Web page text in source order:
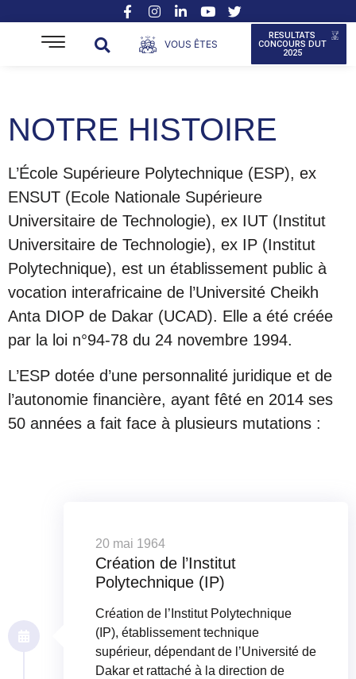
VOUS ÊTES
RESULTATS
CONCOURS DUT
2025
NOTRE HISTOIRE
L’École Supérieure Polytechnique (ESP), ex
ENSUT (Ecole Nationale Supérieure
Universitaire de Technologie), ex IUT (Institut
Universitaire de Technologie), ex IP (Institut
Polytechnique), est un établissement public à
vocation interafricaine de l’Université Cheikh
Anta DIOP de Dakar (UCAD). Elle a été créée
par la loi n°94-78 du 24 novembre 1994.
L’ESP dotée d’une personnalité juridique et de
l’autonomie financière, ayant fêté en 2014 ses
50 années a fait face à plusieurs mutations :
20 mai 1964
Création de l’Institut
Polytechnique (IP)
Création de l’Institut Polytechnique
(IP), établissement technique
supérieur, dépendant de l’Université de
Dakar et rattaché à la direction de